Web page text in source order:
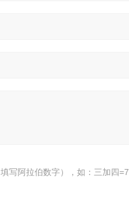
写阿拉伯数字），如：三加四=7